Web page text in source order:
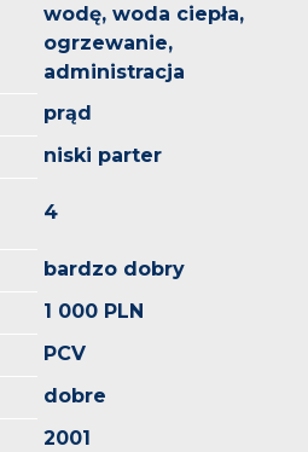
wodę, woda ciepła,
ogrzewanie,
administracja
prąd
niski parter
4
bardzo dobry
1 000 PLN
PCV
dobre
2001